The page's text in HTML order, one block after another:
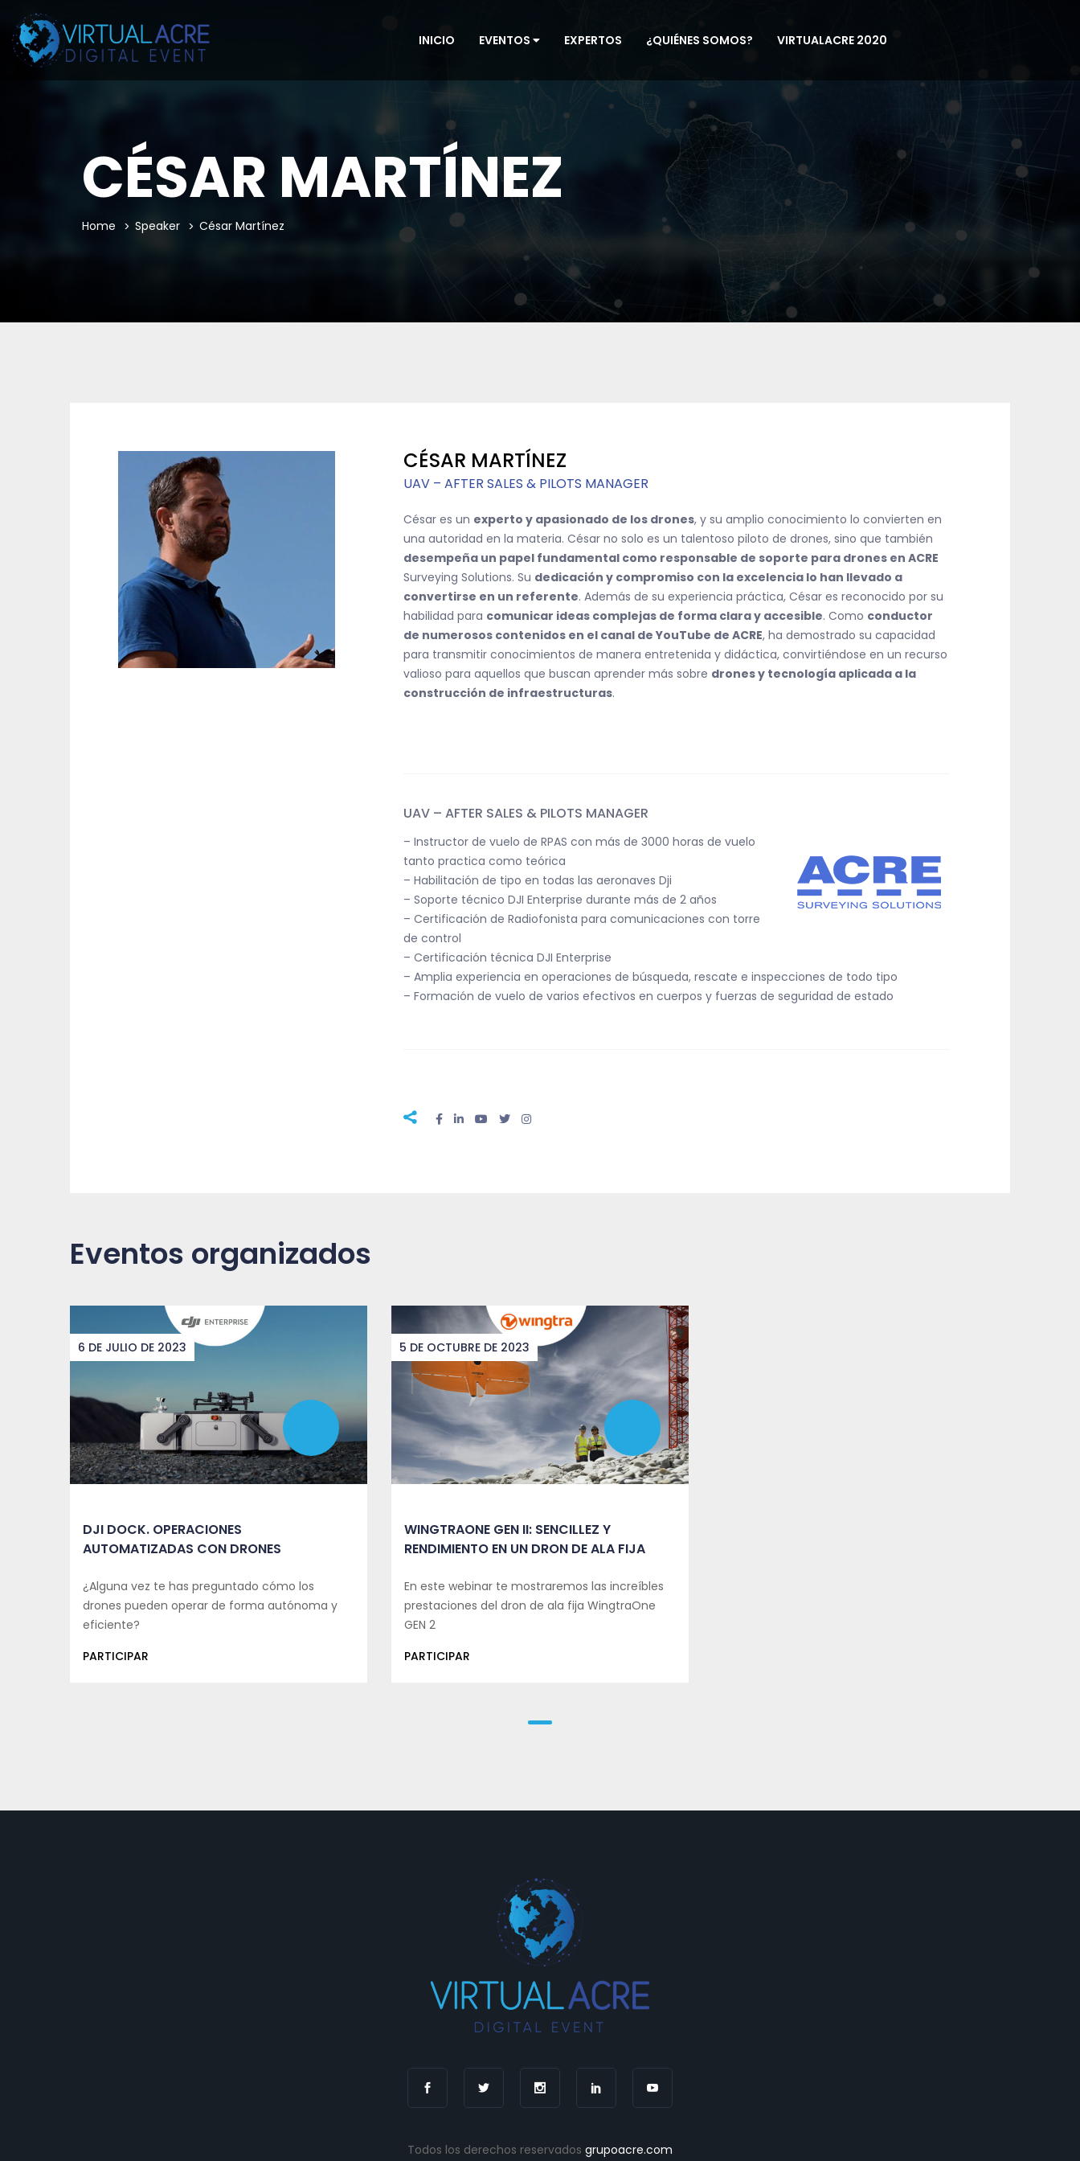
Pegue también este código inmediatamente después de la etiqueta de apertura:
INICIO
EVENTOS EXPERTOS ¿QUIÉNES SOMOS? VIRTUALACRE 2020
CÉSAR MARTÍNEZ
Home Speaker César Martínez
CÉSAR MARTÍNEZ
UAV – AFTER SALES & PILOTS MANAGER
César es un experto y apasionado de los drones, y su amplio conocimiento lo convierten en
una autoridad en la materia. César no solo es un talentoso piloto de drones, sino que también
desempeña un papel fundamental como responsable de soporte para drones en ACRE
Surveying Solutions. Su dedicación y compromiso con la excelencia lo han llevado a
convertirse en un referente. Además de su experiencia práctica, César es reconocido por su
habilidad para comunicar ideas complejas de forma clara y accesible. Como conductor
de numerosos contenidos en el canal de YouTube de ACRE, ha demostrado su capacidad
para transmitir conocimientos de manera entretenida y didáctica, convirtiéndose en un recurso
valioso para aquellos que buscan aprender más sobre drones y tecnología aplicada a la
construcción de infraestructuras.
UAV – AFTER SALES & PILOTS MANAGER
– Instructor de vuelo de RPAS con más de 3000 horas de vuelo
tanto practica como teórica
– Habilitación de tipo en todas las aeronaves Dji
– Soporte técnico DJI Enterprise durante más de 2 años
– Certificación de Radiofonista para comunicaciones con torre
de control
– Certificación técnica DJI Enterprise
– Amplia experiencia en operaciones de búsqueda, rescate e inspecciones de todo tipo
– Formación de vuelo de varios efectivos en cuerpos y fuerzas de seguridad de estado
Eventos organizados
6 DE JULIO DE 2023
DJI DOCK. OPERACIONES
AUTOMATIZADAS CON DRONES
¿Alguna vez te has preguntado cómo los
drones pueden operar de forma autónoma y
eficiente?
PARTICIPAR
5 DE OCTUBRE DE 2023
WINGTRAONE GEN II: SENCILLEZ Y
RENDIMIENTO EN UN DRON DE ALA FIJA
En este webinar te mostraremos las increíbles
prestaciones del dron de ala fija WingtraOne
GEN 2
PARTICIPAR
Todos los derechos reservados grupoacre.com